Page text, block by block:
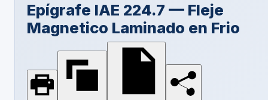
Epígrafe IAE 224.7 — Fleje
Magnetico Laminado en Frio